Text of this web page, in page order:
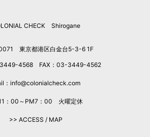
CHECK Shirogane
東京都港区白金台5-3-6 1F
4568 FAX：03-3449-4562
：info@colonialcheck.com
：00～PM7：00 火曜定休
>> ACCESS / MAP